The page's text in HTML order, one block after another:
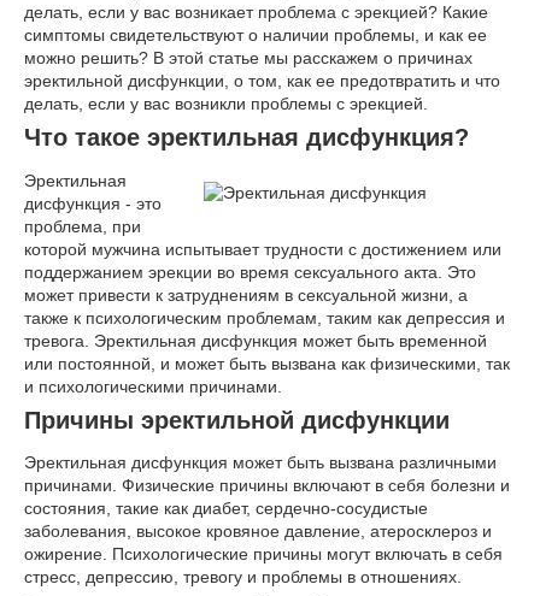
делать, если у вас возникает проблема с эрекцией? Какие
симптомы свидетельствуют о наличии проблемы, и как ее
можно решить? В этой статье мы расскажем о причинах
эректильной дисфункции, о том, как ее предотвратить и что
делать, если у вас возникли проблемы с эрекцией.
Что такое эректильная дисфункция?
Эректильная
дисфункция - это
проблема, при
которой мужчина испытывает трудности с достижением или
поддержанием эрекции во время сексуального акта. Это
может привести к затруднениям в сексуальной жизни, а
также к психологическим проблемам, таким как депрессия и
тревога. Эректильная дисфункция может быть временной
или постоянной, и может быть вызвана как физическими, так
и психологическими причинами.
Причины эректильной дисфункции
Эректильная дисфункция может быть вызвана различными
причинами. Физические причины включают в себя болезни и
состояния, такие как диабет, сердечно-сосудистые
заболевания, высокое кровяное давление, атеросклероз и
ожирение. Психологические причины могут включать в себя
стресс, депрессию, тревогу и проблемы в отношениях.